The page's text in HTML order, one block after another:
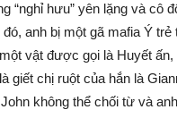
“nghỉ hưu” yên lặng và cô
anh bị một gã mafia Ý
vật được gọi là Huyết
giết chị ruột của hắn là
không thể chối từ và